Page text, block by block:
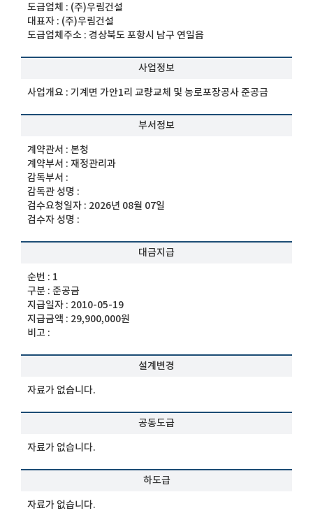
도급업체 : (주)우림건설
대표자 : (주)우림건설
도급업체주소 :경상북도 포항시 남구 연일읍
사업정보
사업개요 :기계면 가안1리 교량교체 및 농로포장공사 준공금
부서정보
계약관서 :본청
계약부서 :재정관리과
감독부서 :
감독관 성명 :
검수요청일자 : 2026년 08월 07일
검수자 성명 :
대금지급
순번 : 1
구분 :준공금
지급일자 : 2010-05-19
지급금액 : 29,900,000원
비고 :
설계변경
자료가 없습니다.
공동도급
자료가 없습니다.
하도급
자료가 없습니다.